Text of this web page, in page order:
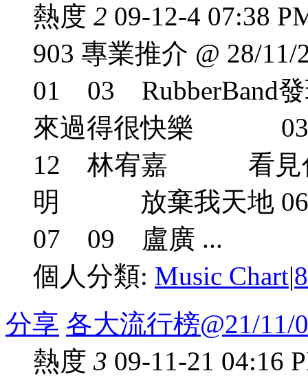
熱度 2 09-12-4 07:38
903 專業推介 @ 28/
01 03
來過得很快樂
12 林宥嘉 看見
明 放棄我天地
07 09 盧廣 ...
個人分類: Music Chart|
分享 各大流行榜@21/11/
熱度 3 09-11-21 04:16